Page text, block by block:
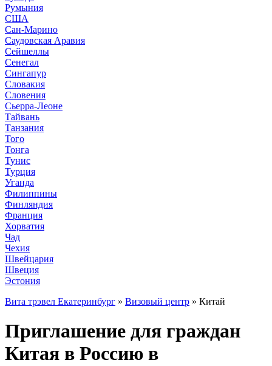
Румыния
США
Сан-Марино
Саудовская Аравия
Сейшеллы
Сенегал
Сингапур
Словакия
Словения
Сьерра-Леоне
Тайвань
Танзания
Того
Тонга
Тунис
Турция
Уганда
Филиппины
Финляндия
Франция
Хорватия
Чад
Чехия
Швейцария
Швеция
Эстония
Вита трэвел Екатеринбург » Визовый центр » Китай
Приглашение для граждан
Китая в Россию в